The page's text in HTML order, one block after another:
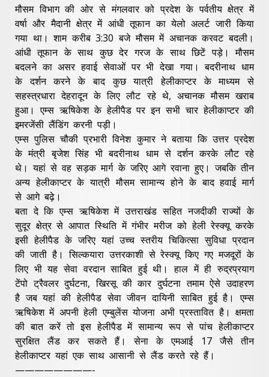
मौसम विभाग की ओर से मंगलवार को प्रदेश के पर्वतीय क्षेत्र में
वर्षा और मैदानी क्षेत्र में आंधी तूफान का येलो अलर्ट जारी किया
गया था। शाम करीब 3:30 बजे मौसम में अचानक करवट बदली।
आंधी तूफान के साथ कुछ देर गरज के साथ छिटें पड़े। मौसम
बदलने का असर हवाई सेवाओं पर भी देखा गया। बदरीनाथ धाम
के दर्शन करने के बाद कुछ यात्री हेलीकाप्टर के माध्यम से
सहस्त्रधारा देहरादून के लिए लौट रहे थे, अचानक मौसम खराब
हुआ। एम्स ऋषिकेश के हेलीपैड पर इन सभी चार हेलीकाप्टर की
इमरजेंसी लैंडिंग करनी पड़ी।
एम्स पुलिस चौकी प्रभारी विनेश कुमार ने बताया कि उत्तर प्रदेश
के मंत्री बृजेश सिंह भी बदरीनाथ धाम से दर्शन करके लौट रहे
थे। यहां से वह सड़क मार्ग के जरिए आगे रवाना हुए। जबकि तीन
अन्य हेलीकाप्टर के यात्री मौसम सामान्य होने के बाद हवाई मार्ग
से आगे बढ़े।
बता दे कि एम्स ऋषिकेश में उत्तराखंड सहित नजदीकी राज्यों के
सुदूर क्षेत्र से आपात स्थिति में गंभीर मरीज को हेली रेस्क्यू करके
इसी हेलीपैड के जरिए यहां उच्च स्तरीय चिकित्सा सुविधा प्रदान
की जाती है। सिल्कयारा उत्तरकाशी से रेस्क्यू किए गए मजदूरों के
लिए भी यह सेवा वरदान साबित हुई थी। हाल में ही रुद्रप्रयाग
टेंपो ट्रैवलर दुर्घटना, खिरसू की कार दुर्घटना तमाम ऐसे उदाहरण
है जब यहां की हेलीपैड सेवा जीवन दायिनी साबित हुई है। एम्स
ऋषिकेश में अपनी हेली एम्बुलेंस योजना अभी प्रस्तावित है। क्षमता
की बात करें तो इस हेलीपैड में सामान्य रूप से पांच हेलीकाप्टर
सुरक्षित लैंड कर सकते हैं। सेना के एमआई 17 जैसे तीन
हेलीकाप्टर यहां एक साथ आसानी से लैंड करते रहे हैं।
————————-